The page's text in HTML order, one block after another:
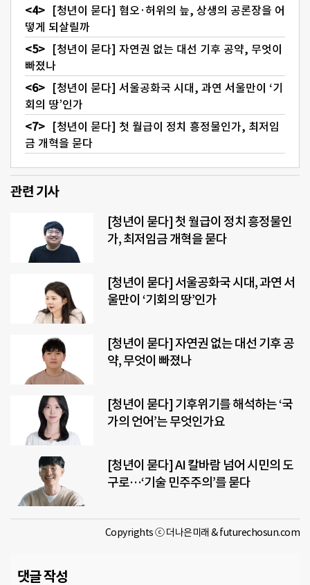
[청년이 묻다] 혐오·허위의 늪, 상생의 공론장을 어
떻게 되살릴까
[청년이 묻다] 자연권 없는 대선 기후 공약, 무엇이
빠졌나
[청년이 묻다] 서울공화국 시대, 과연 서울만이 ‘기
회의 땅’인가
[청년이 묻다] 첫 월급이 정치 흥정물인가, 최저임
금 개혁을 묻다
관련 기사
[청년이 묻다] 첫 월급이 정치 흥정물인
가, 최저임금 개혁을 묻다
[청년이 묻다] 서울공화국 시대, 과연 서
울만이 ‘기회의 땅’인가
[청년이 묻다] 자연권 없는 대선 기후 공
약, 무엇이 빠졌나
[청년이 묻다] 기후위기를 해석하는 ‘국
가의 언어’는 무엇인가요
[청년이 묻다] AI 칼바람 넘어 시민의 도
구로…‘기술 민주주의’를 묻다
Copyrights ⓒ 더나은미래 & futurechosun.com
댓글 작성